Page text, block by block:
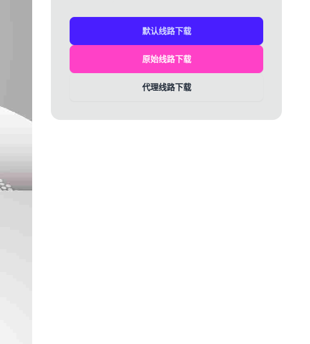
默认线路下载
原始线路下载
代理线路下载